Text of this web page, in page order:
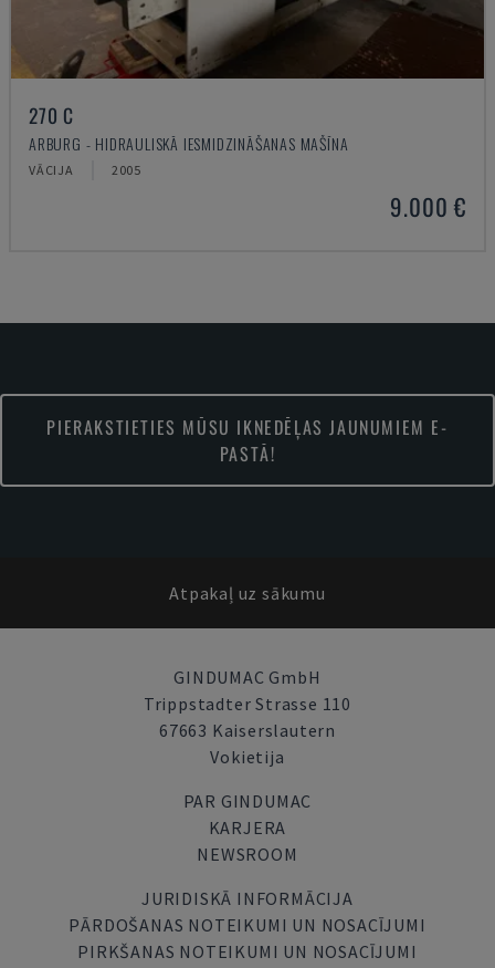
270 C
ARBURG - HIDRAULISKĀ IESMIDZINĀŠANAS MAŠĪNA
VĀCIJA 2005
9.000 €
PIERAKSTIETIES MŪSU IKNEDĒĻAS JAUNUMIEM E-
PASTĀ!
Atpakaļ uz sākumu
GINDUMAC GmbH
Trippstadter Strasse 110
67663 Kaiserslautern
Vokietija
PAR GINDUMAC
KARJERA
NEWSROOM
JURIDISKĀ INFORMĀCIJA
PĀRDOŠANAS NOTEIKUMI UN NOSACĪJUMI
PIRKŠANAS NOTEIKUMI UN NOSACĪJUMI